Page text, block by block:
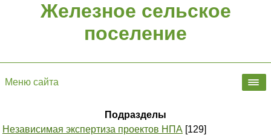
Железное сельское
поселение
Меню сайта
Подразделы
Независимая экспертиза проектов НПА [129]